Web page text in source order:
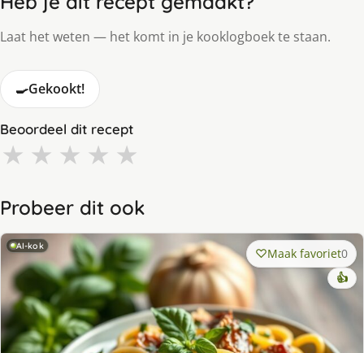
Laat het weten — het komt in je kooklogboek te staan.
🍳Gekookt!
Beoordeel dit recept
★ ★ ★ ★ ★
Probeer dit ook
AI-kok Maak favoriet0
👍